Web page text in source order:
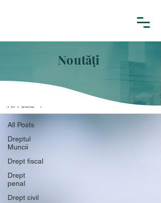
NOUTĂȚI
All Posts
Dreptul
Muncii
Drept fiscal
Drept
penal
Drept civil
All Posts
Noutăți